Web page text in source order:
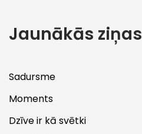
Jaunākās ziņas
Sadursme
Moments
Dzīve ir kā svētki